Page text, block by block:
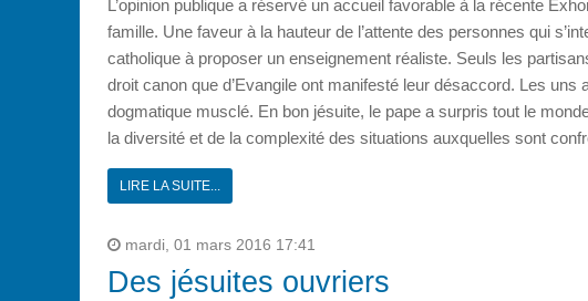
L’opinion publique a réservé un accueil favorable à la récente
famille. Une faveur à la hauteur de l’attente des personnes qui
catholique à proposer un enseignement réaliste. Seuls les
droit canon que d’Evangile ont manifesté leur désaccord. Les
dogmatique musclé. En bon jésuite, le pape a surpris tout le
la diversité et de la complexité des situations auxquelles sont
LIRE LA SUITE...
mardi, 01 mars 2016 17:41
Des jésuites ouvriers